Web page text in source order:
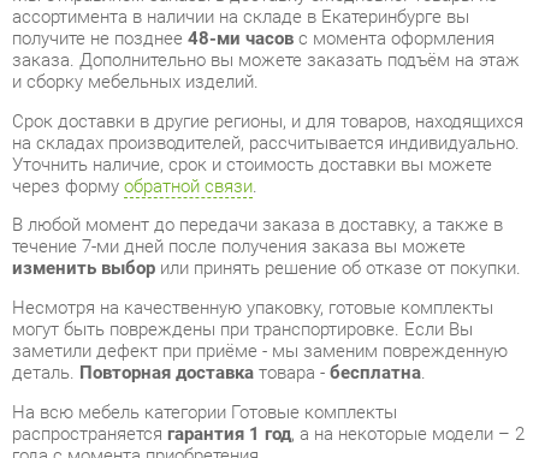
Срок доставки в другие регионы, и для товаров, находящихся
на складах производителей, рассчитывается индивидуально.
Уточнить наличие, срок и стоимость доставки вы можете
через формуобратной связи.
В любой момент до передачи заказа в доставку, а также в
течение 7-ми дней после получения заказа вы можете
изменить выборили принять решение об отказе от покупки.
Несмотря на качественную упаковку, готовые комплекты
могут быть повреждены при транспортировке. Если Вы
заметили дефект при приёме - мы заменим поврежденную
деталь.Повторная доставкатовара -бесплатна.
На всю мебель категории Готовые комплекты
распространяетсягарантия 1 год, а на некоторые модели – 2
года с момента приобретения.
Кабинет руководителя Skyland БОРН набор 11 Орех Даллас
- это качественное изделие производстваSkyland
соответствующее современному государственному
стандарту.